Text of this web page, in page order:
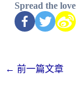
Spread the love
← 前一篇文章